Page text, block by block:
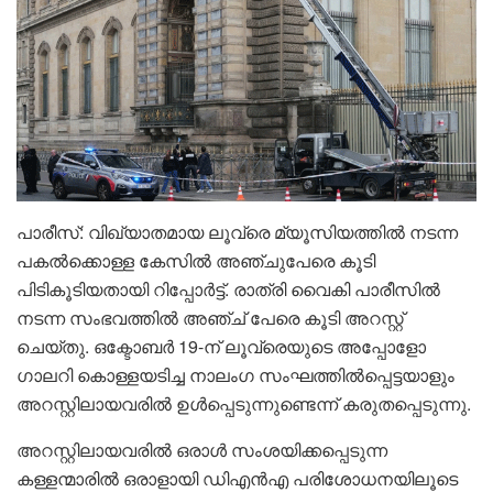
പാരീസ്: വിഖ്യാതമായ ലൂവ്രെ മ്യൂസിയത്തില്‍ നടന്ന
പകല്‍ക്കൊള്ള കേസില്‍ അഞ്ചുപേരെ കൂടി
പിടികൂടിയതായി റിപ്പോര്‍ട്ട്. രാത്രി വൈകി പാരീസില്‍
നടന്ന സംഭവത്തില്‍ അഞ്ച് പേരെ കൂടി അറസ്റ്റ്
ചെയ്തു. ഒക്ടോബര്‍ 19-ന് ലൂവ്രെയുടെ അപ്പോളോ
ഗാലറി കൊള്ളയടിച്ച നാലംഗ സംഘത്തില്‍പ്പെട്ടയാളും
അറസ്റ്റിലായവരില്‍ ഉള്‍പ്പെടുന്നുണ്ടെന്ന് കരുതപ്പെടുന്നു.
അറസ്റ്റിലായവരില്‍ ഒരാള്‍ സംശയിക്കപ്പെടുന്ന
കള്ളന്മാരില്‍ ഒരാളായി ഡിഎന്‍എ പരിശോധനയിലൂടെ